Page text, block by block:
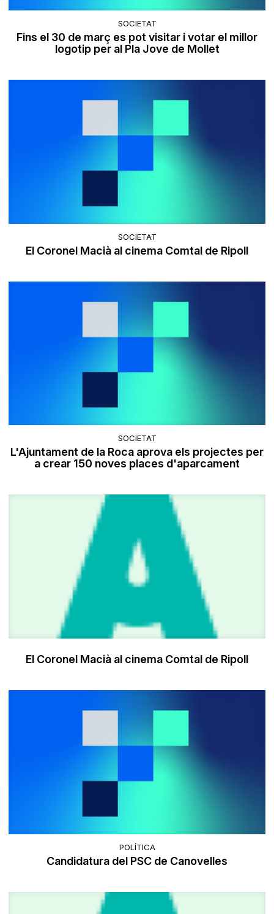
SOCIETAT
Fins el 30 de març es pot visitar i votar el millor
logotip per al Pla Jove de Mollet
SOCIETAT
El Coronel Macià al cinema Comtal de Ripoll
SOCIETAT
L'Ajuntament de la Roca aprova els projectes per
a crear 150 noves places d'aparcament
El Coronel Macià al cinema Comtal de Ripoll
POLÍTICA
Candidatura del PSC de Canovelles